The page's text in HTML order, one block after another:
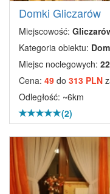
Domki Gliczarów
Miejscowość:
Kategoria obiektu:
Miejsc noclegowych: 22
Cena: 49 do 313 PLN
Odległość: ~6km
(2)